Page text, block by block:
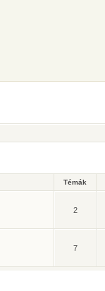
Témák
2
7